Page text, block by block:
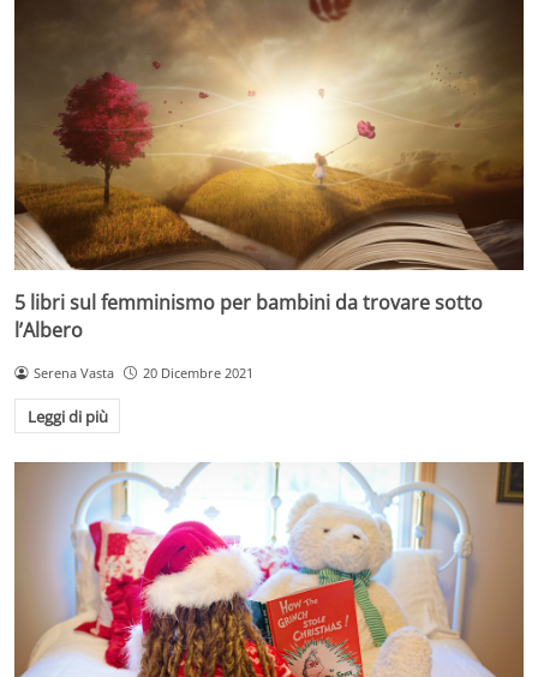
5 libri sul femminismo per bambini da trovare sotto
l’Albero
Serena Vasta 20 Dicembre 2021
Leggi di più